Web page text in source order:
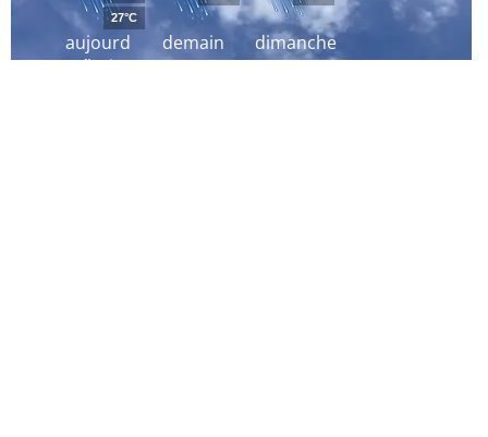
aujourd
´hui
27°C
demain dimanche